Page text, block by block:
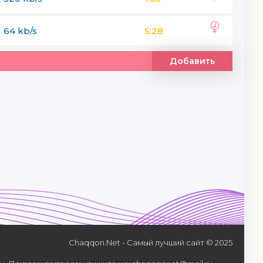
оқтай саналады қылмысқа
келдік біздер мына өмірге
64 kb/s 5:28
Добавить
Chaqqon.Net - Самый лучший сайт © 2025